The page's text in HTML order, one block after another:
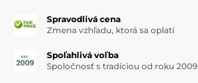
Spravodlivá cena
Zmena vzhľadu, ktorá sa oplatí
Spoľahlivá voľba
Spoločnosť s tradíciou od roku 2009